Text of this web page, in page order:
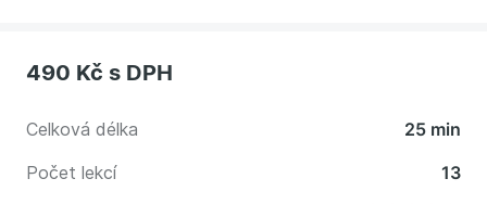
490 Kč s DPH
Celková délka
25 min
Počet lekcí
13